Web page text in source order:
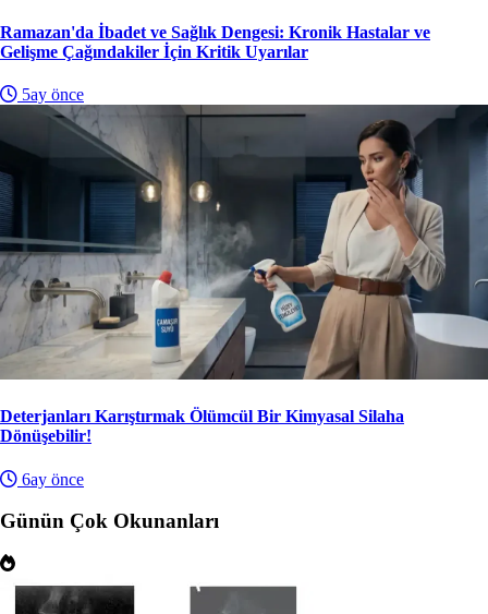
Ramazan'da İbadet ve Sağlık Dengesi: Kronik Hastalar ve
Gelişme Çağındakiler İçin Kritik Uyarılar
5ay önce
Deterjanları Karıştırmak Ölümcül Bir Kimyasal Silaha
Dönüşebilir!
6ay önce
Günün Çok Okunanları